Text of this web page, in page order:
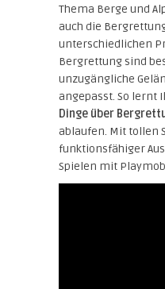
Thema Berge und
auch die
unterschiedlichen
Bergrettung sind
unzugängliche
angepasst. So lernt
Dinge über
ablaufen. Mit tollen
funktionsfähiger
Spielen mit